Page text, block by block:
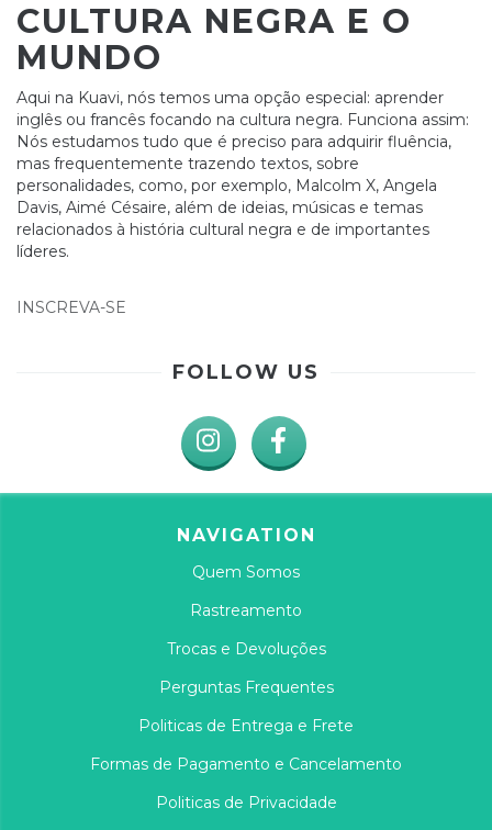
CULTURA NEGRA E O
MUNDO
Aqui na Kuavi, nós temos uma opção especial: aprender
inglês ou francês focando na cultura negra. Funciona assim:
Nós estudamos tudo que é preciso para adquirir fluência,
mas frequentemente trazendo textos, sobre
personalidades, como, por exemplo, Malcolm X, Angela
Davis, Aimé Césaire, além de ideias, músicas e temas
relacionados à história cultural negra e de importantes
líderes.
INSCREVA-SE
FOLLOW US
NAVIGATION
Quem Somos
Rastreamento
Trocas e Devoluções
Perguntas Frequentes
Politicas de Entrega e Frete
Formas de Pagamento e Cancelamento
Politicas de Privacidade